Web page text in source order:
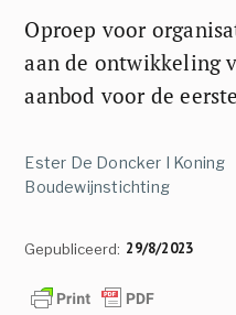
Oproep voor
aan de ontwikkeling
aanbod voor de
Ester De Doncker I Koning
Boudewijnstichting
Gepubliceerd: 29/8/2023